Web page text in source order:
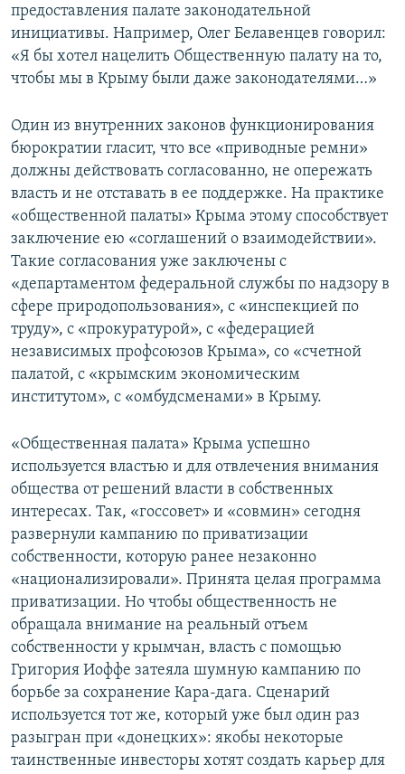
предоставления палате законодательной
инициативы. Например, Олег Белавенцев говорил:
«Я бы хотел нацелить Общественную палату на то,
чтобы мы в Крыму были даже законодателями…»
Один из внутренних законов функционирования
бюрократии гласит, что все «приводные ремни»
должны действовать согласованно, не опережать
власть и не отставать в ее поддержке. На практике
«общественной палаты» Крыма этому способствует
заключение ею «соглашений о взаимодействии».
Такие согласования уже заключены с
«департаментом федеральной службы по надзору в
сфере природопользования», с «инспекцией по
труду», с «прокуратурой», с «федерацией
независимых профсоюзов Крыма», со «счетной
палатой, с «крымским экономическим
институтом», с «омбудсменами» в Крыму.
«Общественная палата» Крыма успешно
используется властью и для отвлечения внимания
общества от решений власти в собственных
интересах. Так, «госсовет» и «совмин» сегодня
развернули кампанию по приватизации
собственности, которую ранее незаконно
«национализировали». Принята целая программа
приватизации. Но чтобы общественность не
обращала внимание на реальный отъем
собственности у крымчан, власть с помощью
Григория Иоффе затеяла шумную кампанию по
борьбе за сохранение Кара-дага. Сценарий
используется тот же, который уже был один раз
разыгран при «донецких»: якобы некоторые
таинственные инвесторы хотят создать карьер для